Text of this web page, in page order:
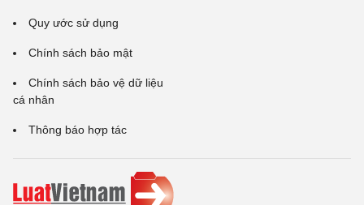
Quy ước sử dụng
Chính sách bảo mật
Chính sách bảo vệ dữ liệu
cá nhân
Thông báo hợp tác